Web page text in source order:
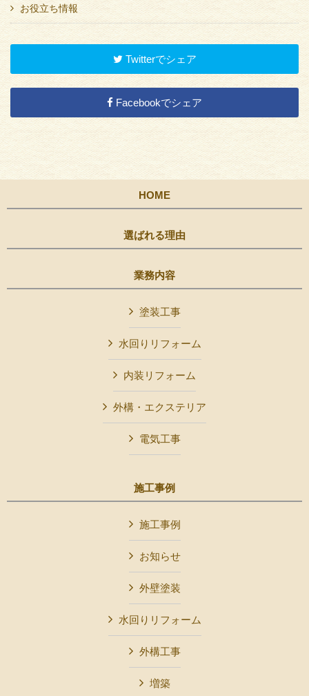
お役立ち情報
Twitterでシェア
Facebookでシェア
HOME
選ばれる理由
業務内容
塗装工事
水回りリフォーム
内装リフォーム
外構・エクステリア
電気工事
施工事例
施工事例
お知らせ
外壁塗装
水回りリフォーム
外構工事
増築